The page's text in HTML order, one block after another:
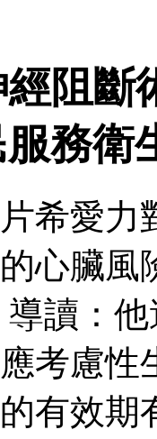
阻斷
務衛
希愛力
心臟風
讀：
考慮性
有效期